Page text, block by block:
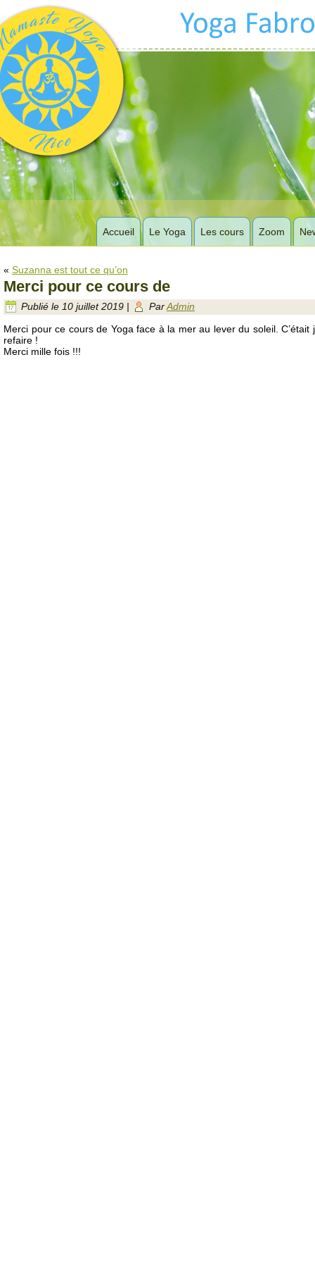
Accueil Le Yoga Les cours Zoom
« Suzanna est tout ce qu’on
Merci pour ce cours de
Publié le 10 juillet 2019 | ParAdmin
Merci pour ce cours de Yoga face à la mer au lever du soleil.
refaire !
Merci mille fois !!!